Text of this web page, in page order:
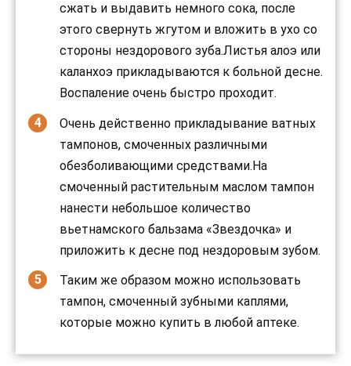
сжать и выдавить немного сока, после
этого свернуть жгутом и вложить в ухо со
стороны нездорового зуба.Листья алоэ или
каланхоэ прикладываются к больной десне.
Воспаление очень быстро проходит.
Очень действенно прикладывание ватных
тампонов, смоченных различными
обезболивающими средствами.На
смоченный растительным маслом тампон
нанести небольшое количество
вьетнамского бальзама «Звездочка» и
приложить к десне под нездоровым зубом.
Таким же образом можно использовать
тампон, смоченный зубными каплями,
которые можно купить в любой аптеке.